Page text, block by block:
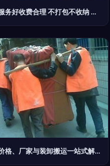
爆火的日式搬家模式 服务好收费合理 不打包不收纳 轻松体验高端搬家服务
南宁长途搬家全攻略 价格、厂家与装卸搬运一站式解析